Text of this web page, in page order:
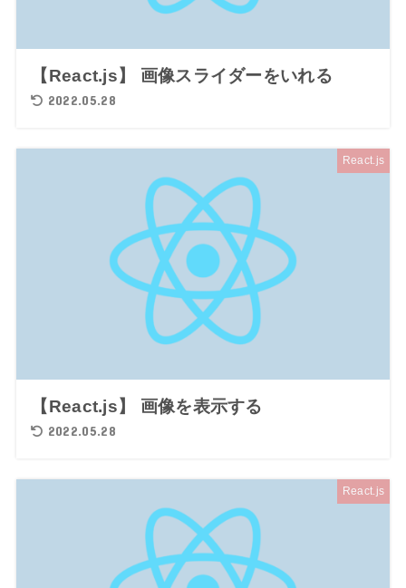
【React.js】 画像スライダーをいれる
2022.05.28
React.js
【React.js】 画像を表示する
2022.05.28
React.js